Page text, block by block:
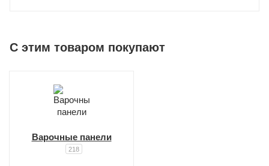
C этим товаром покупают
Варочные панели
218